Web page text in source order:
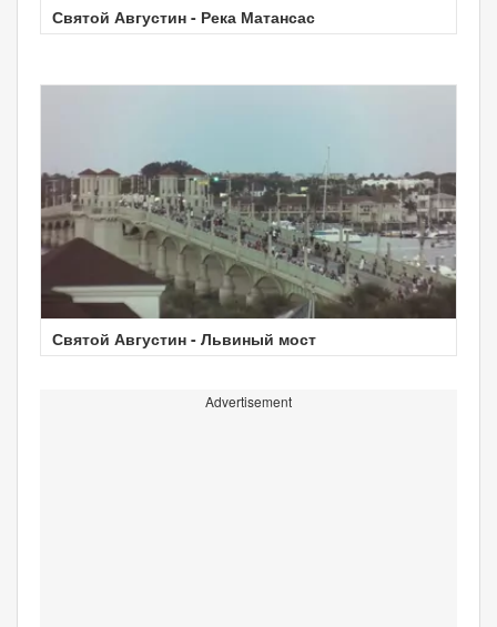
Святой Августин - Река Матансас
Святой Августин - Львиный мост
Advertisement